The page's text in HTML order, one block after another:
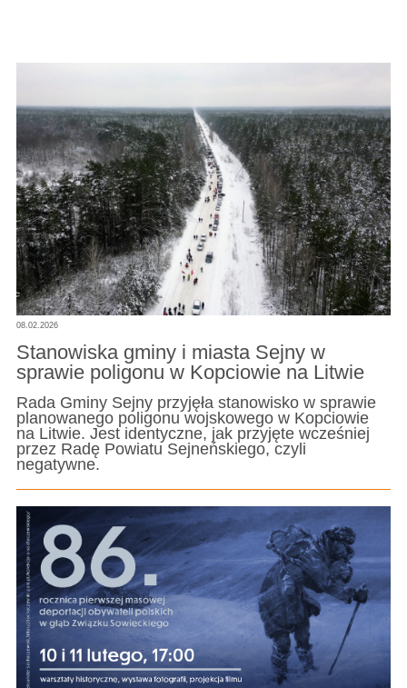
08.02.2026
Stanowiska gminy i miasta Sejny w
sprawie poligonu w Kopciowie na Litwie
Rada Gminy Sejny przyjęła stanowisko w sprawie
planowanego poligonu wojskowego w Kopciowie
na Litwie. Jest identyczne, jak przyjęte wcześniej
przez Radę Powiatu Sejneńskiego, czyli
negatywne.